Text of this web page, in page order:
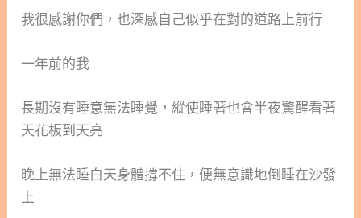
我很感謝你們，也深感自己似乎在對的道路上前行
一年前的我
長期沒有睡意無法睡覺，縱使睡著也會半夜驚醒看著
天花板到天亮
晚上無法睡白天身體撐不住，便無意識地倒睡在沙發
上